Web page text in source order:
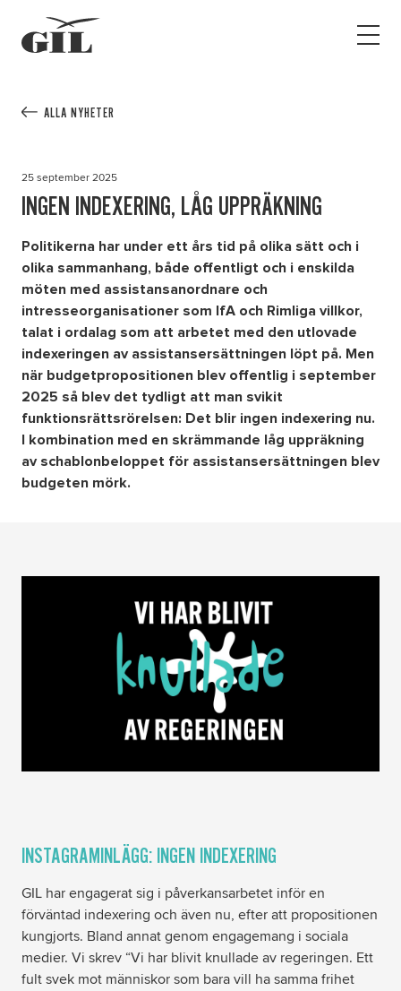
Open
Ha assistans
Jobb
Min sida
Kontakt
Kampanjer
Om oss
Tillgänglighetsredogörelse
ALLA NYHETER
25 september 2025
INGEN INDEXERING, LÅG UPPRÄKNING
Politikerna har under ett års tid på olika sätt och i
olika sammanhang, både offentligt och i enskilda
möten med assistansanordnare och
intresseorganisationer som IfA och Rimliga villkor,
talat i ordalag som att arbetet med den utlovade
indexeringen av assistansersättningen löpt på. Men
när budgetpropositionen blev offentlig i september
2025 så blev det tydligt att man svikit
funktionsrättsrörelsen: Det blir ingen indexering nu.
I kombination med en skrämmande låg uppräkning
av schablonbeloppet för assistansersättningen blev
budgeten mörk.
INSTAGRAMINLÄGG: INGEN INDEXERING
GIL har engagerat sig i påverkansarbetet inför en
förväntad indexering och även nu, efter att propositionen
kungjorts. Bland annat genom engagemang i sociala
medier. Vi skrev “Vi har blivit knullade av regeringen. Ett
fult svek mot människor som bara vill ha samma frihet